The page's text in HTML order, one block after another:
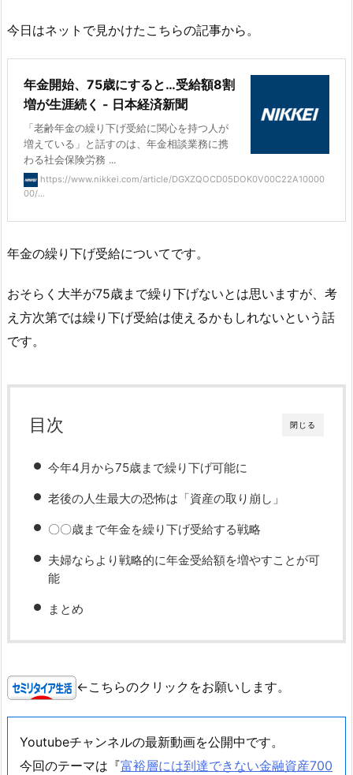
今日はネットで見かけたこちらの記事から。
年金開始、75歳にすると…受給額8割
増が生涯続く - 日本経済新聞
「老齢年金の繰り下げ受給に関心を持つ人が
増えている」と話すのは、年金相談業務に携
わる社会保険労務 ...
https://www.nikkei.com/article/DGXZQOCD05DOK0V00C22A10000
00/...
年金の繰り下げ受給についてです。
おそらく大半が75歳まで繰り下げないとは思いますが、考
え方次第では繰り下げ受給は使えるかもしれないという話
です。
閉じる
目次
今年4月から75歳まで繰り下げ可能に
老後の人生最大の恐怖は「資産の取り崩し」
〇〇歳まで年金を繰り下げ受給する戦略
夫婦ならより戦略的に年金受給額を増やすことが可
能
まとめ
←こちらのクリックをお願いします。
Youtubeチャンネルの最新動画を公開中です。
今回のテーマは『富裕層には到達できない金融資産700